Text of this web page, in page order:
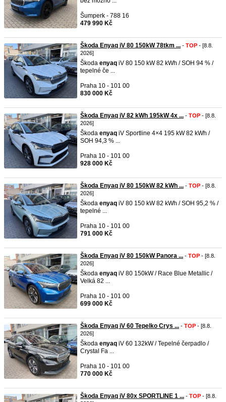
Šumperk - 788 16
479 990 Kč
Škoda Enyaq iV 80 150kW 78tkm ... - TOP - [8.8.
2026]
Škoda enyaq iV 80 150 kW 82 kWh / SOH 94 % /
tepelné če ...
Praha 10 - 101 00
830 000 Kč
Škoda Enyaq iV 82 kWh 195kW 4x ... - TOP - [8.8.
2026]
Škoda enyaq iV Sportline 4×4 195 kW 82 kWh /
SOH 94,3 % ...
Praha 10 - 101 00
928 000 Kč
Škoda Enyaq iV 80 150kW 82 kWh ... - TOP - [8.8.
2026]
Škoda enyaq iV 80 150 kW 82 kWh / SOH 95,2 % /
tepelné ...
Praha 10 - 101 00
791 000 Kč
Škoda Enyaq iV 80 150kW Panora ... - TOP - [8.8.
2026]
Škoda enyaq iV 80 150kW / Race Blue Metallic /
Velká 82 ...
Praha 10 - 101 00
699 000 Kč
Škoda Enyaq iV 60 Tepelko Crys ... - TOP - [8.8.
2026]
Škoda enyaq iV 60 132kW / Tepelné čerpadlo /
Crystal Fa ...
Praha 10 - 101 00
770 000 Kč
Škoda Enyaq iV 80x SPORTLINE 1 ... - TOP - [8.8.